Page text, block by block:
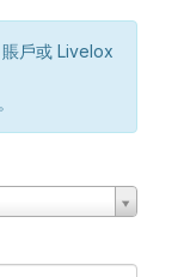
戶或 Livelox
。